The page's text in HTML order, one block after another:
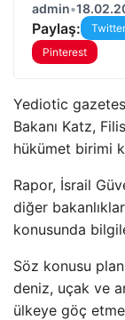
admin•
Paylaş: Twitter
Pinterest
Yediotic
Bakanı Katz,
hükümet birimi
Rapor, İsrail
diğer
konusunda
Söz konusu
deniz, uçak ve
ülkeye göç